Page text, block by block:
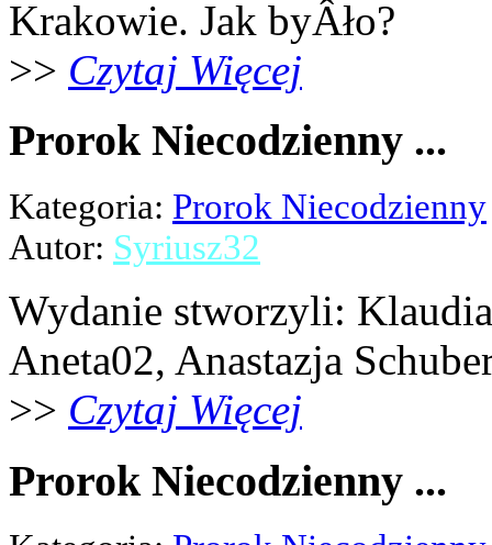
Krakowie. Jak byÂło?
>> Czytaj Więcej
Prorok Niecodzienny ...
Kategoria: Prorok Niecodzienny
Autor: Syriusz32
Wydanie stworzyli:
Aneta02, Anastazja
>> Czytaj Więcej
Prorok Niecodzienny ...